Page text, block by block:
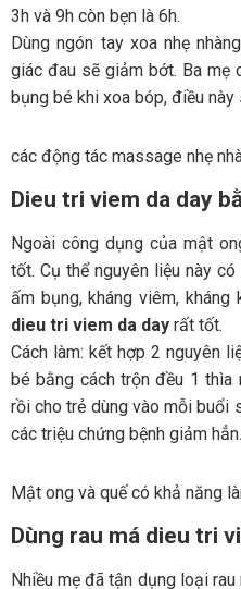
3h và 9h còn bẹn là 6h.
Dùng ngón tay xoa nhẹ
giác đau sẽ giảm bớt. Ba mẹ
bụng bé khi xoa bóp, điều
các động tác massage nhẹ
Dieu tri viem da day
Ngoài công dụng của mật
tốt. Cụ thể nguyên liệu này
ấm bụng, kháng viêm,
dieu tri viem da day rất tốt.
Cách làm: kết hợp 2 nguyên
bé bằng cách trộn đều 1 thìa
rồi cho trẻ dùng vào mỗi buổi
các triệu chứng bệnh giảm hẳn.
Mật ong và quế có khả năng
Dùng rau má dieu tri
Nhiều mẹ đã tận dụng loại rau